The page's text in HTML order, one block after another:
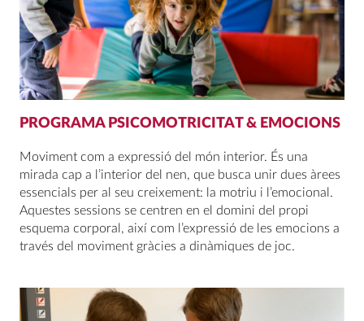
PROGRAMA PSICOMOTRICITAT & EMOCIONS
Moviment com a expressió del món interior. És una
mirada cap a l’interior del nen, que busca unir dues àrees
essencials per al seu creixement: la motriu i l’emocional.
Aquestes sessions se centren en el domini del propi
esquema corporal, així com l’expressió de les emocions a
través del moviment gràcies a dinàmiques de joc.